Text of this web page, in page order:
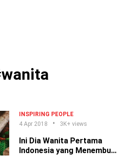
INSPIRING PEOPLE
4 Apr 2018
3K+ views
Ini Dia Wanita Pertama
Indonesia yang Menembus